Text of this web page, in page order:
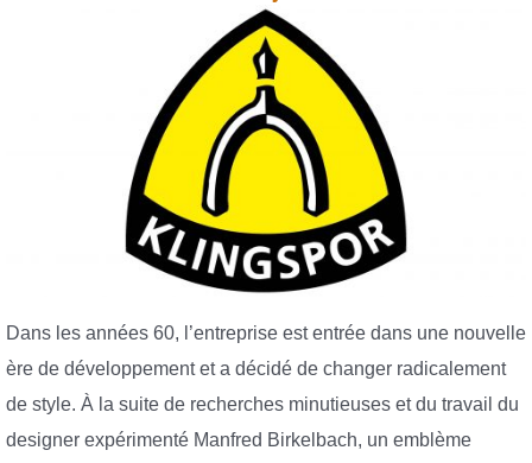
Dans les années 60, l’entreprise est entrée dans une nouvelle
ère de développement et a décidé de changer radicalement
de style. À la suite de recherches minutieuses et du travail du
designer expérimenté Manfred Birkelbach, un emblème